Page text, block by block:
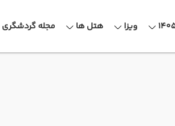
ویزا هتل ها مجله گردشگری